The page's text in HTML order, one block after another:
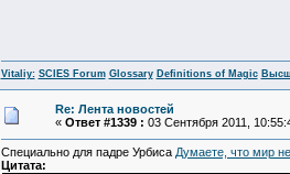
Vitaliy: SCIES Forum Glossary Definitions of Magic
Re: Лента новостей
« Ответ #1339 : 03 Сентября 2011,
Специально для падре Урбиса Думаете, что мир
Цитата: